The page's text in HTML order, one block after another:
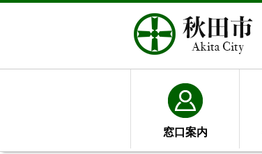
窓口案内